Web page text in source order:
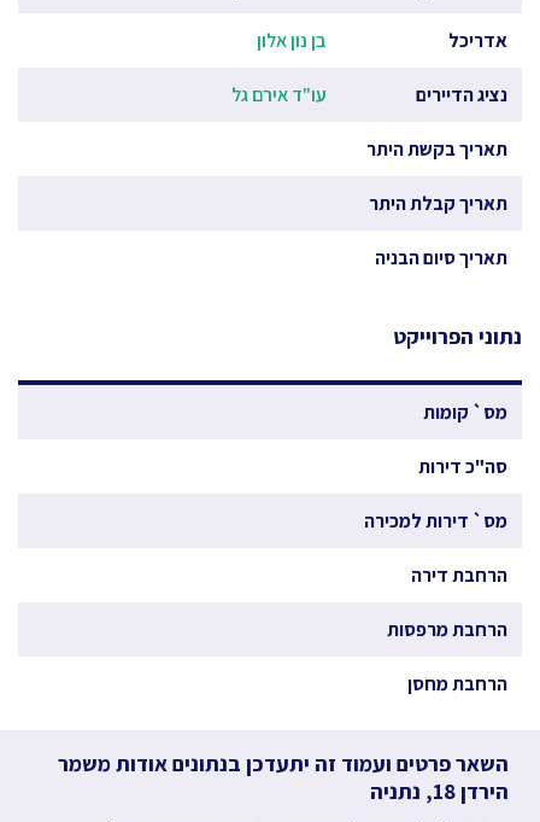
אדריכל בן נון אלון
נציג הדיירים עו"ד אירם גל
תאריך בקשת היתר
תאריך קבלת היתר
תאריך סיום הבניה
נתוני הפרוייקט
מס` קומות
סה"כ דירות
מס` דירות למכירה
הרחבת דירה
הרחבת מרפסות
הרחבת מחסן
השאר פרטים ועמוד זה יתעדכן בנתונים אודותמשמר
הירדן18, נתניה